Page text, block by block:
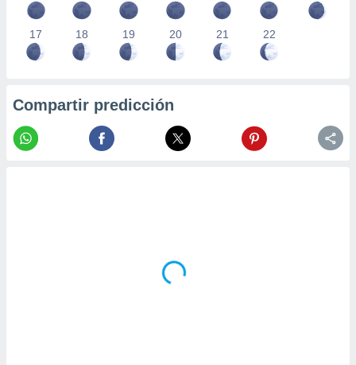
17 18 19 20 21 22
Compartir predicción